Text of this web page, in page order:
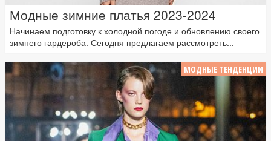
Модные зимние платья 2023-2024
Начинаем подготовку к холодной погоде и обновлению своего
зимнего гардероба. Сегодня предлагаем рассмотреть...
МОДНЫЕ ТЕНДЕНЦИИ